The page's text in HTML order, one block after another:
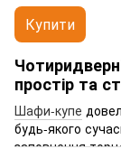
Купити
простір та
Шафи-купе
будь-якого